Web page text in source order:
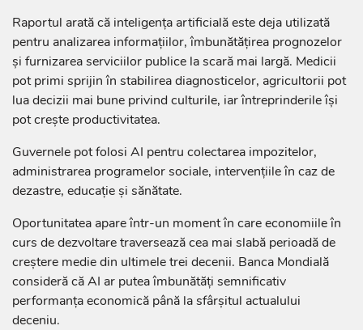
Raportul arată că inteligența artificială este deja utilizată
pentru analizarea informațiilor, îmbunătățirea prognozelor
și furnizarea serviciilor publice la scară mai largă. Medicii
pot primi sprijin în stabilirea diagnosticelor, agricultorii pot
lua decizii mai bune privind culturile, iar întreprinderile își
pot crește productivitatea.
Guvernele pot folosi AI pentru colectarea impozitelor,
administrarea programelor sociale, intervențiile în caz de
dezastre, educație și sănătate.
Oportunitatea apare într-un moment în care economiile în
curs de dezvoltare traversează cea mai slabă perioadă de
creștere medie din ultimele trei decenii. Banca Mondială
consideră că AI ar putea îmbunătăți semnificativ
performanța economică până la sfârșitul actualului
deceniu.